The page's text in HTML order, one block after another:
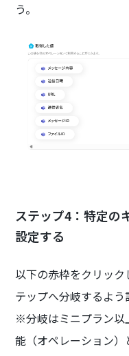
う。
ステップ4：特定の
設定する
以下の赤枠をクリッ
テップへ分岐するよう
※分岐はミニプラン以
能（オペレーション）